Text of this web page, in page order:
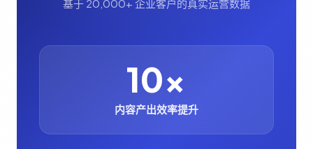
基于 20,000+ 企业客户的真实运营数据
10x
内容产出效率提升